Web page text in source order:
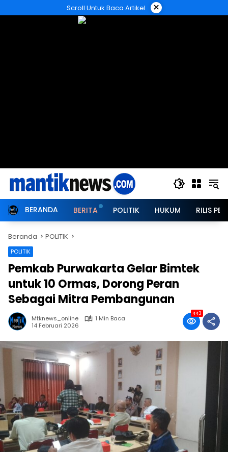
ke
Scroll Untuk Baca Artikel ×
BERANDA BERITA POLITIK HUKUM RILIS
Beranda POLITIK
POLITIK
Pemkab Purwakarta Gelar Bimtek
untuk 10 Ormas, Dorong Peran
Sebagai Mitra Pembangunan
Mtknews_online
1 Min Baca
14 Februari 2026
443